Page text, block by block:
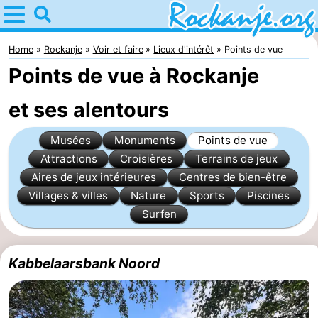
Home
Rockanje
Astuces
Avec
les
enfants
Passer
nuit
Appartements
Campings
Chambre
d'hôtes
Chaumières
-
Home Rockanje Voir et faire Lieux d'intérêt Points de vue
Points de vue à Rockanje
et ses alentours
Musées Monuments
Points de vue
Attractions
Croisières
Terrains de jeux
Aires de jeux intérieures
Centres de bien-être
Villages & villes
Nature Sports
Piscines
Surfen
Kabbelaarsbank Noord